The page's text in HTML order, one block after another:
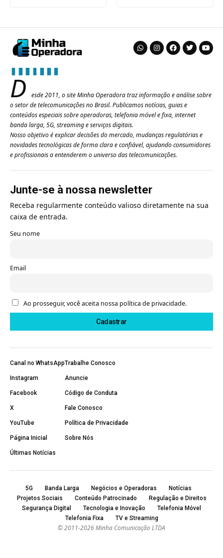
D
esde 2011, o site Minha Operadora traz informação e análise sobre
o setor de telecomunicações no Brasil. Publicamos notícias, guias e
conteúdos especiais sobre operadoras, telefonia móvel e fixa, internet
banda larga, 5G, streaming e serviços digitais.
Nosso objetivo é explicar decisões do mercado, mudanças regulatórias e
novidades tecnológicas de forma clara e confiável, ajudando consumidores
e profissionais a entenderem o universo das telecomunicações.
Junte-se à nossa newsletter
Receba regularmente conteúdo valioso diretamente na sua
caixa de entrada.
Seu nome
Email
Ao prosseguir, você aceita nossa política de privacidade.
Canal no WhatsApp
Instagram
Facebook
X
YouTube
Página Inicial
Últimas Notícias
Trabalhe Conosco
Anuncie
Código de Conduta
Fale Conosco
Política de Privacidade
Sobre Nós
5G Banda Larga Negócios e Operadoras
Notícias
Projetos Sociais
Conteúdo Patrocinado
Regulação e Direitos
Segurança Digital
Tecnologia e Inovação
Telefonia Móvel
Telefonia Fixa
TV e Streaming
© 2011-2026 Minha Comunicação LTDA